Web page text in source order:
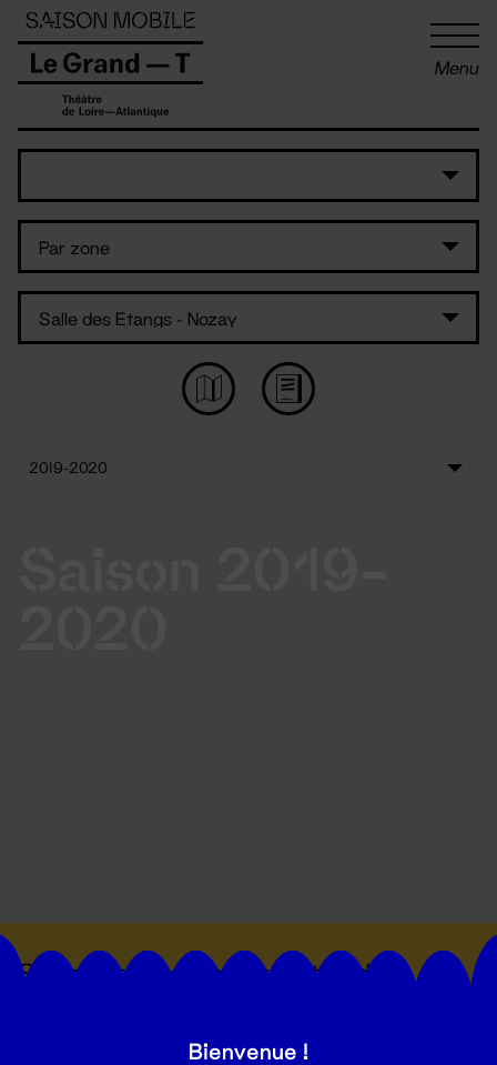
Menu
Suivez toutes les actualités du
Panneau de gestion des cookies
Bienvenue !